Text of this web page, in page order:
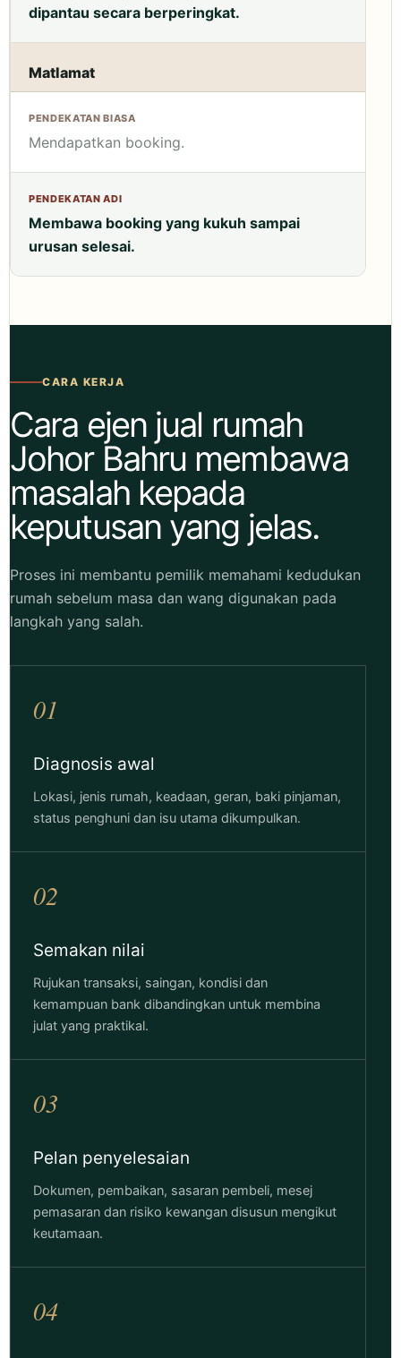
dipantau secara berperingkat.
Matlamat
Mendapatkan booking.
Membawa booking yang kukuh sampai
urusan selesai.
CARA KERJA
Cara ejen jual rumah
Johor Bahru membawa
masalah kepada
keputusan yang jelas.
Proses ini membantu pemilik memahami kedudukan
rumah sebelum masa dan wang digunakan pada
langkah yang salah.
01
Diagnosis awal
Lokasi, jenis rumah, keadaan, geran, baki pinjaman,
status penghuni dan isu utama dikumpulkan.
02
Semakan nilai
Rujukan transaksi, saingan, kondisi dan
kemampuan bank dibandingkan untuk membina
julat yang praktikal.
03
Pelan penyelesaian
Dokumen, pembaikan, sasaran pembeli, mesej
pemasaran dan risiko kewangan disusun mengikut
keutamaan.
04